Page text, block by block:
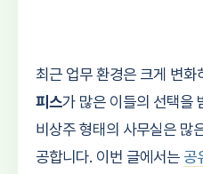
최근 업무 환경은 크게 변화
피스가 많은 이들의 선택을
비상주 형태의 사무실은 많
공합니다. 이번 글에서는 공